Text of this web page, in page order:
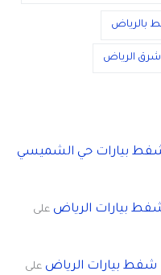
بالرياض
الرياض
بيارات حي الشميسي
بيارات الرياض على
بيارات الرياض على